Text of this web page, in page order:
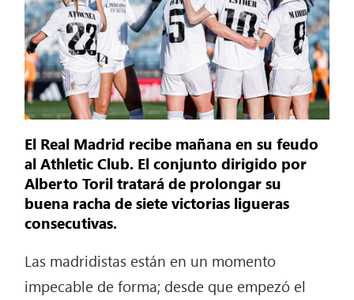
El Real Madrid recibe mañana en su feudo
al Athletic Club. El conjunto dirigido por
Alberto Toril tratará de prolongar su
buena racha de siete victorias ligueras
consecutivas.
Las madridistas están en un momento
impecable de forma; desde que empezó el